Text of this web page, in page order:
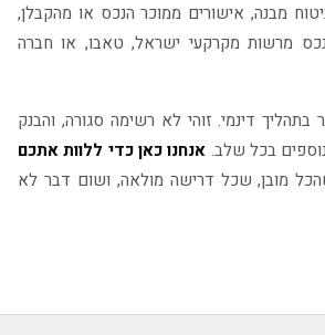
מבנה, אישורים ממוכר הנכס או מהקבלן,
מרשות מקרקעי ישראל, טאבו, או חברה
דינמי. זוהי לא רשימה סגורה, והבנק
בכל שלב. אנחנו כאן כדי ללוות אתכם
מובן, שכל דרישה מולאה, ושום דבר לא